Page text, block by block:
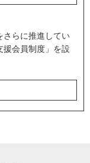
さらに推進してい
援会員制度」を設